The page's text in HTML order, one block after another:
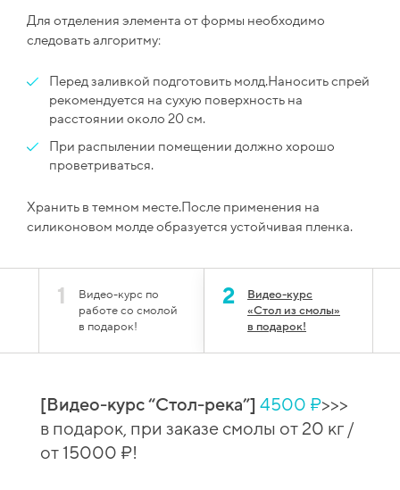
Для отделения элемента от формы необходимо
следовать алгоритму:
Перед заливкой подготовить молд.Наносить спрей
рекомендуется на сухую поверхность на
расстоянии около 20 см.
При распылении помещении должно хорошо
проветриваться.
Хранить в темном месте.После применения на
силиконовом молде образуется устойчивая пленка.
1
Видео-курс по
работе со смолой
в подарок!
2
Видео-курс
«Стол из смолы»
в подарок!
[Видео-курс “Стол-река”] 4500 ₽>>>
в подарок, при заказе смолы от 20 кг /
от 15000 ₽!